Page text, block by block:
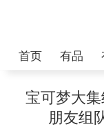
首页 有品
宝可梦大
朋友组